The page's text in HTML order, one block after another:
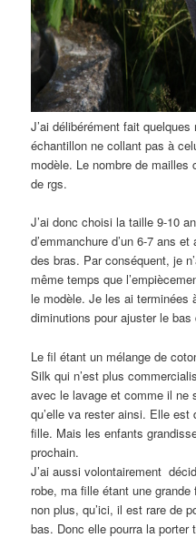
J’ai délibérément fait
échantillon ne collant pas à
modèle. Le nombre de
de rgs.
J’ai donc choisi la taille 9-10
d’emmanchure d’un 6-7 ans
des bras. Par conséquent, je
même temps que
le modèle. Je les ai terminées
diminutions pour ajuster le bas
Le fil étant un mélange de
Silk qui n’est plus
avec le lavage et comme il ne
qu’elle va rester ainsi. Elle
fille. Mais les enfants
prochain.
J’ai aussi volontairement
robe, ma fille étant une
non plus, qu’ici, il est rare de
bas. Donc elle pourra la porter